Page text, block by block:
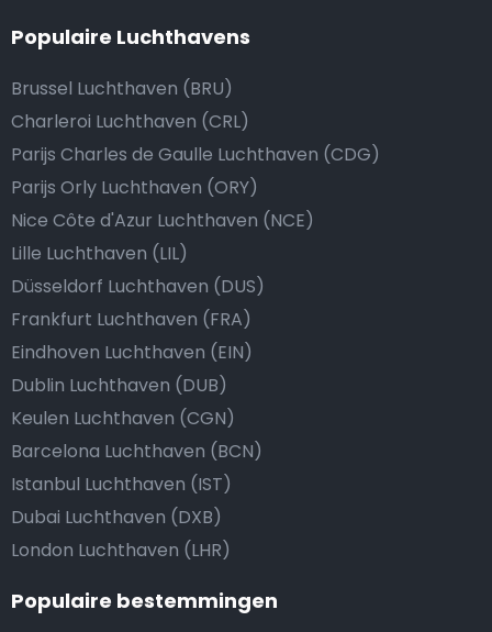
Populaire Luchthavens
Brussel Luchthaven (BRU)
Charleroi Luchthaven (CRL)
Parijs Charles de Gaulle Luchthaven (CDG)
Parijs Orly Luchthaven (ORY)
Nice Côte d'Azur Luchthaven (NCE)
Lille Luchthaven (LIL)
Düsseldorf Luchthaven (DUS)
Frankfurt Luchthaven (FRA)
Eindhoven Luchthaven (EIN)
Dublin Luchthaven (DUB)
Keulen Luchthaven (CGN)
Barcelona Luchthaven (BCN)
Istanbul Luchthaven (IST)
Dubai Luchthaven (DXB)
London Luchthaven (LHR)
Populaire bestemmingen